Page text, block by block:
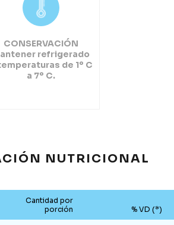
CONSERVACIÓN
refrigerado
de 1º C
a 7º C.
NUTRICIONAL
Cantidad por
porción
% VD (*)